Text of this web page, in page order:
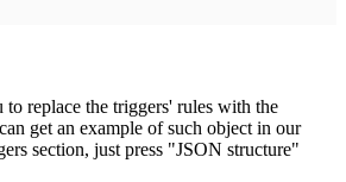
replace the triggers' rules with the
get an example of such object in our
section, just press "JSON structure"